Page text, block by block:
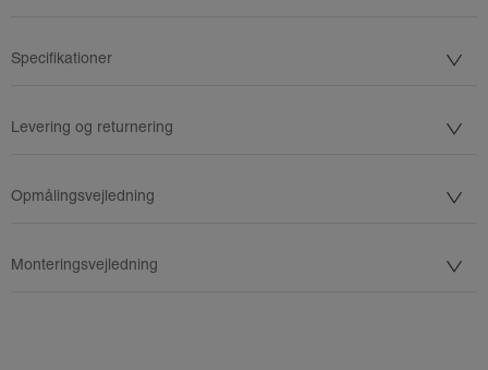
Specifikationer
Levering og returnering
Opmålingsvejledning
Monteringsvejledning